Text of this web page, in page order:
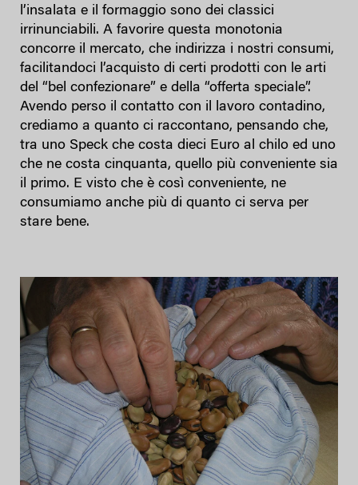
l’insalata e il formaggio sono dei classici
irrinunciabili. A favorire questa monotonia
concorre il mercato, che indirizza i nostri consumi,
facilitandoci l’acquisto di certi prodotti con le arti
del “bel confezionare” e della “offerta speciale”.
Avendo perso il contatto con il lavoro contadino,
crediamo a quanto ci raccontano, pensando che,
tra uno Speck che costa dieci Euro al chilo ed uno
che ne costa cinquanta, quello più conveniente sia
il primo. E visto che è così conveniente, ne
consumiamo anche più di quanto ci serva per
stare bene.